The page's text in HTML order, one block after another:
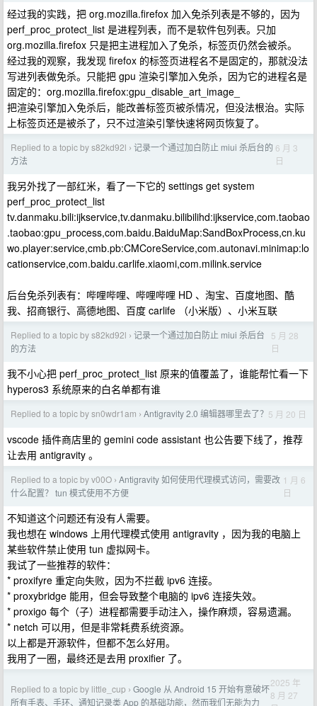
经过我的实践，把 org.mozilla.firefox 加入免杀列表是不够的，因为
perf_proc_protect_list 是进程列表，而不是软件包列表。只加
org.mozilla.firefox 只是把主进程加入了免杀，标签页仍然会被杀。
经过我的观察，我发现 firefox 的标签页进程名不是固定的，那就没法
写进列表做免杀。只能把 gpu 渲染引擎加入免杀，因为它的进程名是
固定的：org.mozilla.firefox:gpu_disable_art_image_
把渲染引擎加入免杀后，能改善标签页被杀情况，但没法根治。实际
上标签页还是被杀了，只不过渲染引擎快速将网页恢复了。
Replied to a topic by s82kd92l › 记录一个通过加白防止 miui 杀后台的
方法
6 月 3
日
我另外找了一部红米，看了一下它的 settings get system
perf_proc_protect_list
tv.danmaku.bili:ijkservice,tv.danmaku.bilibilihd:ijkservice,com.taobao
.taobao:gpu_process,com.baidu.BaiduMap:SandBoxProcess,cn.ku
wo.player:service,cmb.pb:CMCoreService,com.autonavi.minimap:lo
cationservice,com.baidu.carlife.xiaomi,com.milink.service
后台免杀列表有：哔哩哔哩、哔哩哔哩 HD 、淘宝、百度地图、酷
我、招商银行、高德地图、百度 carlife （小米版）、小米互联
Replied to a topic by s82kd92l › 记录一个通过加白防止 miui 杀后台
的方法
5 月 28
日
我不小心把 perf_proc_protect_list 原来的值覆盖了，谁能帮忙看一下
hyperos3 系统原来的白名单都有谁
Replied to a topic by sn0wdr1am › Antigravity 2.0 编辑器哪里去了？ 5 月 20 日
vscode 插件商店里的 gemini code assistant 也公告要下线了，推荐
让去用 antigravity 。
Replied to a topic by v00O › Antigravity 如何使用代理模式访问，需要改
什么配置？ tun 模式使用不方便
1 月 6
日
不知道这个问题还有没有人需要。
我也想在 windows 上用代理模式使用 antigravity ，因为我的电脑上
某些软件禁止使用 tun 虚拟网卡。
我试了一些推荐的软件：
* proxifyre 重定向失败，因为不拦截 ipv6 连接。
* proxybridge 能用，但会导致整个电脑的 ipv6 连接失效。
* proxigo 每个（子）进程都需要手动注入，操作麻烦，容易遗漏。
* netch 可以用，但是非常耗费系统资源。
以上都是开源软件，但都不怎么好用。
我用了一圈，最终还是去用 proxifier 了。
Replied to a topic by little_cup › Google 从 Android 15 开始有意破坏
所有手表、手环、通知记录类 App 的基础功能，然而我们无能为力
2025 年
8 月 27